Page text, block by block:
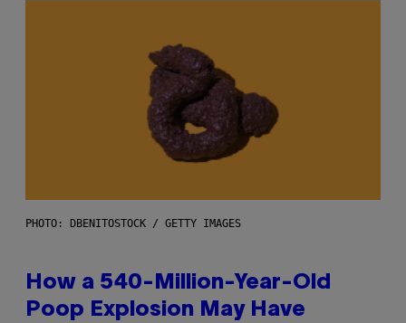
PHOTO: DBENITOSTOCK / GETTY IMAGES
How a 540-Million-Year-Old
Poop Explosion May Have